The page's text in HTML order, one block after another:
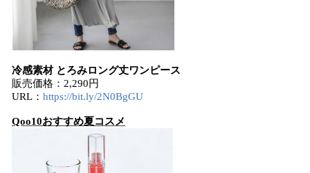
冷感素材 とろみロング丈ワンピース
販売価格：2,290円
URL： https://bit.ly/2N0BgGU
Qoo10おすすめ夏コスメ